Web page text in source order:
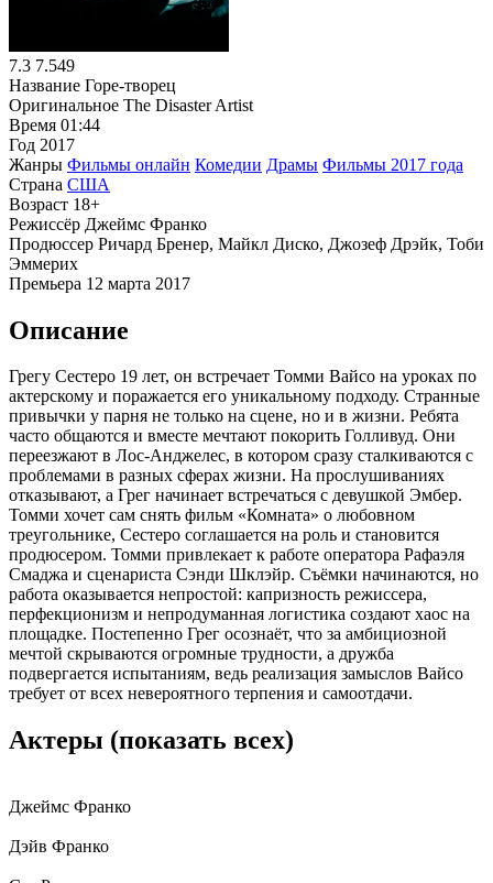
7.3 7.549
Название Горе-творец
Оригинальное The Disaster Artist
Время 01:44
Год 2017
Жанры Фильмы онлайн Комедии Драмы Фильмы 2017 года
Страна США
Возраст 18+
Режиссёр Джеймс Франко
Продюссер Ричард Бренер, Майкл Диско, Джозеф Дрэйк, Тоби
Эммерих
Премьера 12 марта 2017
Описание
Грегу Сестеро 19 лет, он встречает Томми Вайсо на уроках по
актерскому и поражается его уникальному подходу. Странные
привычки у парня не только на сцене, но и в жизни. Ребята
часто общаются и вместе мечтают покорить Голливуд. Они
переезжают в Лос-Анджелес, в котором сразу сталкиваются с
проблемами в разных сферах жизни. На прослушиваниях
отказывают, а Грег начинает встречаться с девушкой Эмбер.
Томми хочет сам снять фильм «Комната» о любовном
треугольнике, Сестеро соглашается на роль и становится
продюсером. Томми привлекает к работе оператора Рафаэля
Смаджа и сценариста Сэнди Шклэйр. Съёмки начинаются, но
работа оказывается непростой: капризность режиссера,
перфекционизм и непродуманная логистика создают хаос на
площадке. Постепенно Грег осознаёт, что за амбициозной
мечтой скрываются огромные трудности, а дружба
подвергается испытаниям, ведь реализация замыслов Вайсо
требует от всех невероятного терпения и самоотдачи.
Актеры (показать всех)
Джеймс Франко
Дэйв Франко